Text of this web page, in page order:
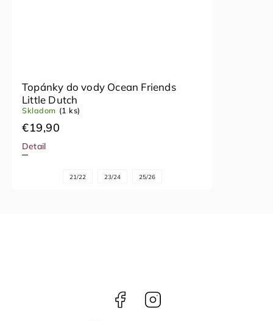
Topánky do vody Ocean Friends
Little Dutch
Skladom (1 ks)
€19,90
Detail
21/22 23/24 25/26
Facebook